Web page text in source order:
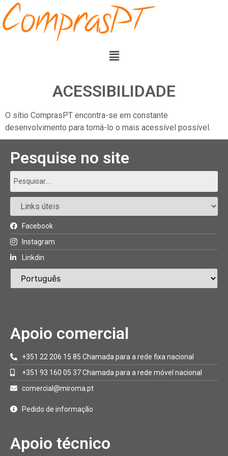
ACESSIBILIDADE
O sítio ComprasPT encontra-se em constante
desenvolvimento para torná-lo o mais acessível possível.
Pesquise no site
Facebook
Instagram
Linkdin
Apoio comercial
+351 22 206 15 85 Chamada para a rede fixa nacional
+351 93 160 05 37 Chamada para a rede móvel nacional
comercial@miroma.pt
Pedido de informação
Apoio técnico